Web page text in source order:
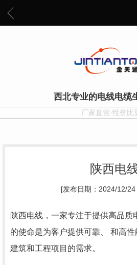
西北专业的电线电缆
厂家直营·性价比
陕西电
[发布日期：2024/12/
陕西电线，一家专注于提供高品质
的使命是为客户提供可靠、 和高
建筑和工程项目的需求。